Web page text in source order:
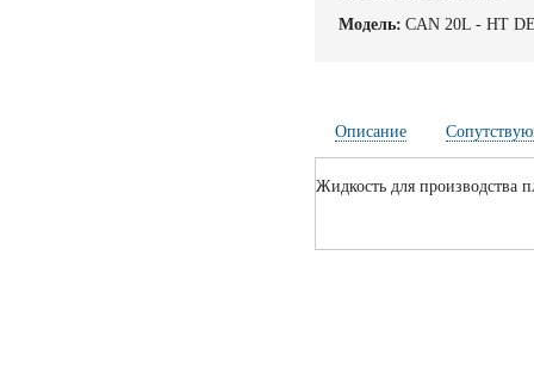
Модель: CAN 20L - HT
Описание
Жидкость для производства